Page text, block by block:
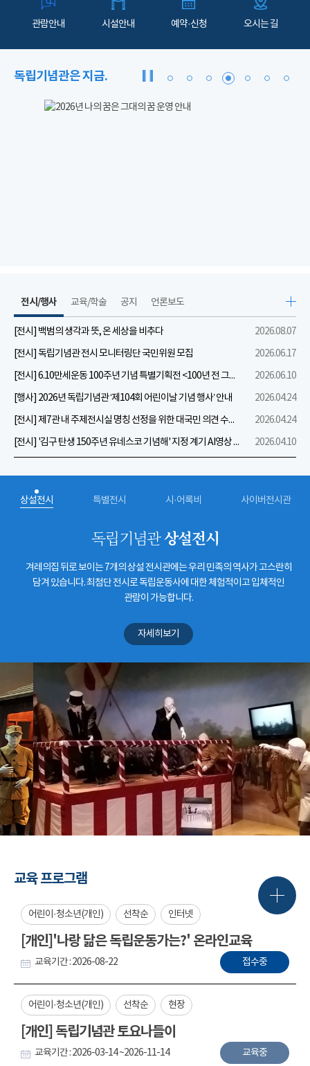
관람안내 시설안내 예약·신청 오시는 길
독립기념관은 지금.
전시/행사
[전시] 백범의 생각과 뜻, 온 세상을 비추다
2026.08.07
[전시] 독립기념관 전시 모니터링단 국민위원 모집
2026.06.17
[전시] 6.10만세운동 100주년 기념 특별기획전 <100년 전 그날을 보다: 6.10만세운동>
2026.06.10
[행사] 2026년 독립기념관 ‘제104회 어린이날 기념 행사’ 안내
2026.04.24
[전시] 제7관 내 주제전시실 명칭 선정을 위한 대국민 의견 수렴 실시
2026.04.24
[전시] '김구 탄생 150주년 유네스코 기념해' 지정 계기 AI영상 국민공모 개최 안내
2026.04.10
교육/학술 공지 언론보도
상설전시 특별전시 시·어록비 사이버전시관
독립기념관상설전시
겨레의집 뒤로 보이는 7개의 상설 전시관에는 우리 민족의 역사가 고스란히
담겨 있습니다. 최첨단 전시로 독립운동사에 대한 체험적이고 입체적인
관람이 가능합니다.
자세히보기
교육 프로그램
어린이·청소년(개인) 선착순 인터넷
[개인]'나랑 닮은 독립운동가는?' 온라인교육
교육기간 : 2026-08-22 접수중
어린이·청소년(개인) 선착순 현장
[개인] 독립기념관 토요나들이
교육기간 : 2026-03-14 ~2026-11-14 교육중